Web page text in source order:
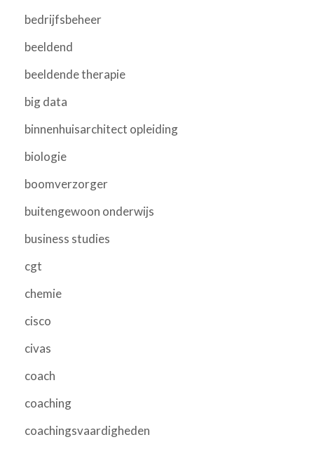
bedrijfsbeheer
beeldend
beeldende therapie
big data
binnenhuisarchitect opleiding
biologie
boomverzorger
buitengewoon onderwijs
business studies
cgt
chemie
cisco
civas
coach
coaching
coachingsvaardigheden